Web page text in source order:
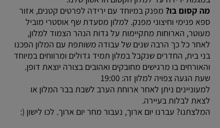
מה קסום בו? מפנק במיוחד עם ירידה לפרטים קטנים, אזור
ספא פנימי וחיצוני מפנק. למלון מסעדת שף אוסטרי מוביל
מעוטר, הארוחות מתקיימות על גדות הנהר הצמוד למלון,
לאחר כל כך הרבה שנים של עבודה משותפת עם המלון הפכנו
בני בית, החדרים שנקבל במלון תמיד גדולים ומרווחים במיוחד
והאורחים בו מרגישים מחובקים ואהובים בצורה יוצאת דופן.
שעת הגעה צפויה למלון זה: 19:00
למעוניינים ניתן לאחר ארוחת הערב לשבת בבר המלון או
לצאת לבלות בעיירה.
המלצתנו? עברנו יום ארוך, נעבור מחר יום ארוך. לכו לישון (: